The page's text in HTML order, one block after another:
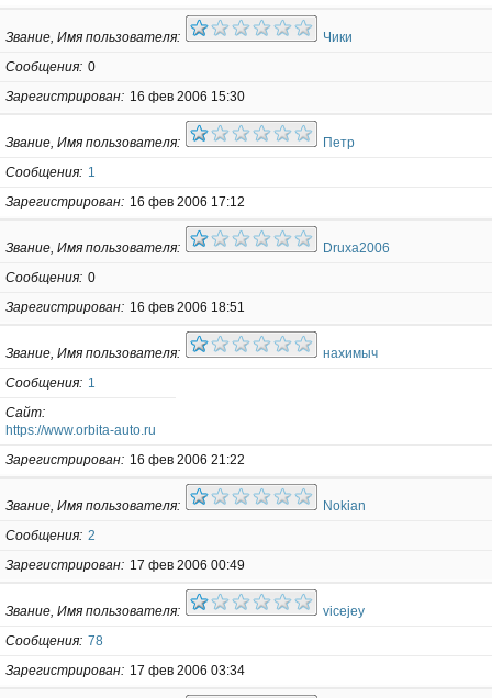
Звание, Имя пользователя
Чики
Сообщения 0
Зарегистрирован
16 фев 2006 15:30
Звание, Имя пользователя
Петр
Сообщения
1
Зарегистрирован
16 фев 2006 17:12
Звание, Имя пользователя
Druxa2006
Сообщения 0
Зарегистрирован
16 фев 2006 18:51
Звание, Имя пользователя
нахимыч
Сообщения
1
Сайт
https://www.orbita-auto.ru
Зарегистрирован
16 фев 2006 21:22
Звание, Имя пользователя
Nokian
Сообщения 2
Зарегистрирован
17 фев 2006 00:49
Звание, Имя пользователя
vicejey
Сообщения 78
Зарегистрирован
17 фев 2006 03:34